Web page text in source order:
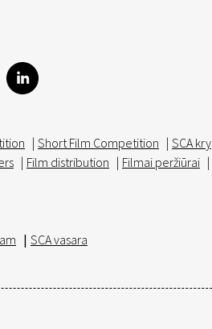
| Short Film Competition | SCA
| Film distribution | Filmai peržiūrai |
| SCA vasara